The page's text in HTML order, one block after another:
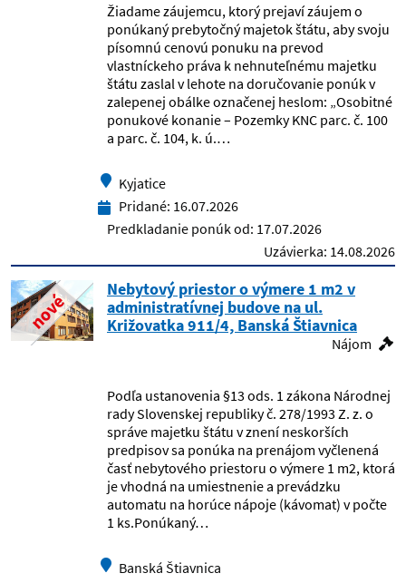
Finančné riaditeľstvo SR
Fyzikálny ústav SAV
Generálna prokuratúra SR
Generálne riaditeľstvo Zboru väzenskej
a justičnej stráže
Geodetický a kartografický ústav
Geologický ústav SAV
Gymnázium bilingválne Žilina
Gymnázium J. G. Tajovského, Banská
Bystrica
Gymnázium Jozefa Miloslava Hurbana
Čadca
Žiadame záujemcu, ktorý prejaví záujem o
ponúkaný prebytočný majetok štátu, aby svoju
písomnú cenovú ponuku na prevod
vlastníckeho práva k nehnuteľnému majetku
štátu zaslal v lehote na doručovanie ponúk v
zalepenej obálke označenej heslom: „Osobitné
ponukové konanie – Pozemky KNC parc. č. 100
a parc. č. 104, k. ú.…
Kyjatice
Pridané: 16.07.2026
Predkladanie ponúk od: 17.07.2026
Uzávierka: 14.08.2026
nové
Nebytový priestor o výmere 1 m2 v
administratívnej budove na ul.
Križovatka 911/4, Banská Štiavnica
Nájom
Podľa ustanovenia §13 ods. 1 zákona Národnej
rady Slovenskej republiky č. 278/1993 Z. z. o
správe majetku štátu v znení neskorších
predpisov sa ponúka na prenájom vyčlenená
časť nebytového priestoru o výmere 1 m2, ktorá
je vhodná na umiestnenie a prevádzku
automatu na horúce nápoje (kávomat) v počte
1 ks.Ponúkaný…
Banská Štiavnica